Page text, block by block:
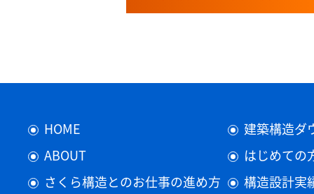
HOME
ABOUT
さくら構造とのお仕事の進め方
建築構造ダ
はじめての
構造設計実